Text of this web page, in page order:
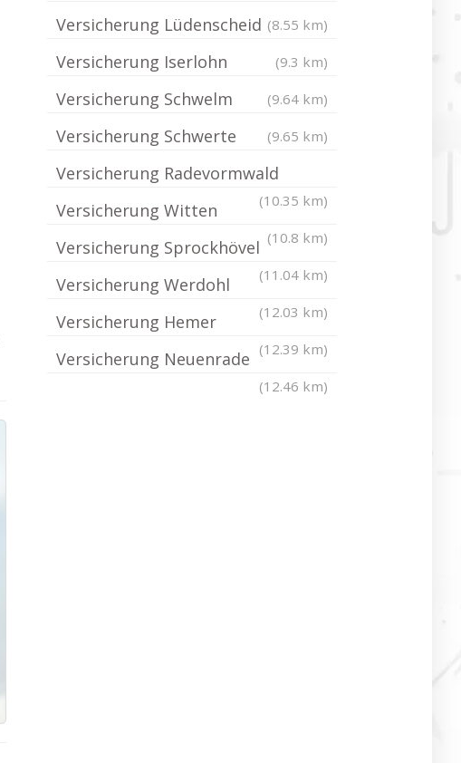
Versicherung Lüdenscheid (8.55 km)
Versicherung Iserlohn (9.3 km)
Versicherung Schwelm (9.64 km)
Versicherung Schwerte (9.65 km)
Versicherung Radevormwald
(10.35 km)
Versicherung Witten
(10.8 km)
Versicherung Sprockhövel
(11.04 km)
Versicherung Werdohl
(12.03 km)
Versicherung Hemer
(12.39 km)
Versicherung Neuenrade
(12.46 km)